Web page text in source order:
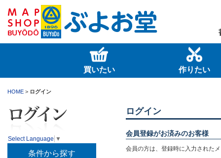
買いたい 作りたい
HOME > ログイン
Select Language ▼
条件から探す
ログイン
会員登録がお済みのお客様
会員の方は、登録時に入力された